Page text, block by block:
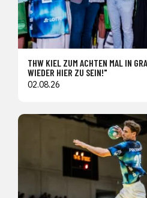
THW KIEL ZUM ACHTEN MAL IN
WIEDER HIER ZU SEIN!"
02.08.26